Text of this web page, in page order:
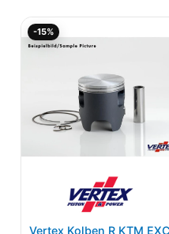
-15%
Vertex Kolben R KTM EXC
war:
ist: